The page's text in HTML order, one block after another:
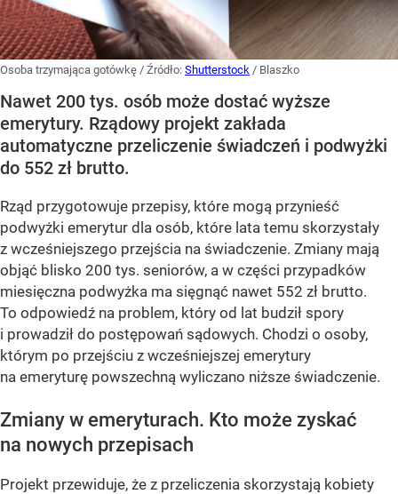
Osoba trzymająca gotówkę / Źródło: Shutterstock / Blaszko
Nawet 200 tys. osób może dostać wyższe
emerytury. Rządowy projekt zakłada
automatyczne przeliczenie świadczeń i podwyżki
do 552 zł brutto.
Rząd przygotowuje przepisy, które mogą przynieść
podwyżki emerytur dla osób, które lata temu skorzystały
z wcześniejszego przejścia na świadczenie. Zmiany mają
objąć blisko 200 tys. seniorów, a w części przypadków
miesięczna podwyżka ma sięgnąć nawet 552 zł brutto.
To odpowiedź na problem, który od lat budził spory
i prowadził do postępowań sądowych. Chodzi o osoby,
którym po przejściu z wcześniejszej emerytury
na emeryturę powszechną wyliczano niższe świadczenie.
Zmiany w emeryturach. Kto może zyskać
na nowych przepisach
Projekt przewiduje, że z przeliczenia skorzystają kobiety